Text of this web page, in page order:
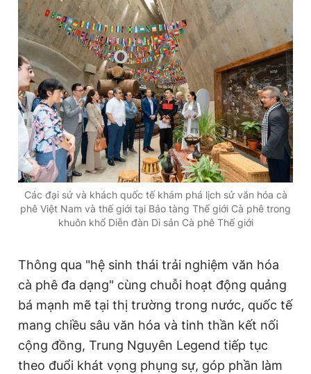
Các đại sứ và khách quốc tế khám phá lịch sử văn hóa cà
phê Việt Nam và thế giới tại Bảo tàng Thế giới Cà phê trong
khuôn khổ Diễn đàn Di sản Cà phê Thế giới
Thông qua "hệ sinh thái trải nghiệm văn hóa
cà phê đa dạng" cùng chuỗi hoạt động quảng
bá mạnh mẽ tại thị trường trong nước, quốc tế
mang chiều sâu văn hóa và tinh thần kết nối
cộng đồng, Trung Nguyên Legend tiếp tục
theo đuổi khát vọng phụng sự, góp phần làm